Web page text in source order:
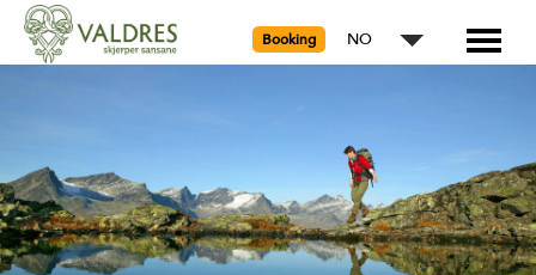
Booking NO